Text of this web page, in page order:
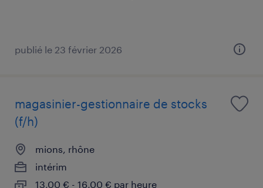
publié le 23 février 2026
magasinier-gestionnaire de stocks
(f/h)
mions, rhône
intérim
13,00 € - 16,00 € par heure